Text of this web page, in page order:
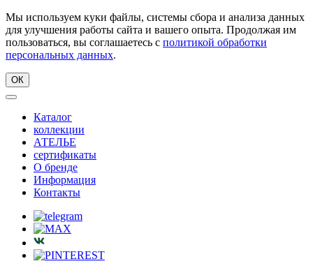
Мы используем куки файлы, системы сбора и анализа данных
для улучшения работы сайта и вашего опыта. Продолжая им
пользоваться, вы соглашаетесь с политикой обработки
персональных данных.
ОК
Каталог
коллекции
АТЕЛЬЕ
сертификаты
О бренде
Информация
Контакты